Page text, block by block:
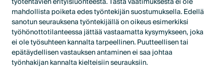
mahdollista poiketa edes työntekijän suostumuksella. Edellä
sanotun seurauksena työntekijällä on oikeus esimerkiksi
työhönottotilanteessa jättää vastaamatta kysymykseen, joka
ei ole työsuhteen kannalta tarpeellinen. Puutteellisen tai
epätäydellisen vastauksen antaminen ei saa johtaa
työnhakijan kannalta kielteisiin seurauksiin.